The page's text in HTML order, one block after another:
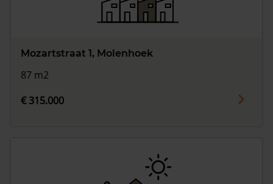
Mozartstraat 1, Molenhoek
87 m2
€ 315.000